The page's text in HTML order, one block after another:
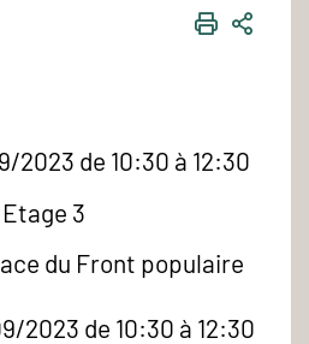
2023 de 10:30 à 12:30
3
du Front populaire
2023 de 10:30 à 12:30